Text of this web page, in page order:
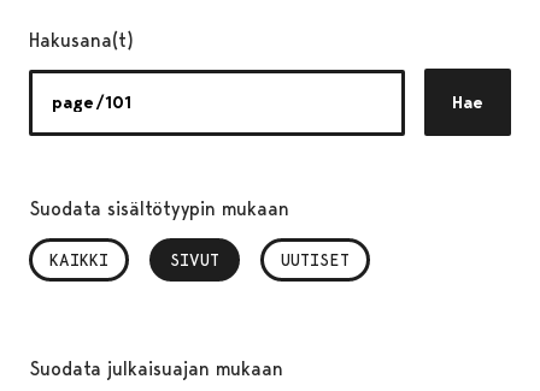
Hakusana(t)
Hae
Suodata sisältötyypin mukaan
KAIKKI SIVUT
, VALITTU UUTISET
Suodata julkaisuajan mukaan